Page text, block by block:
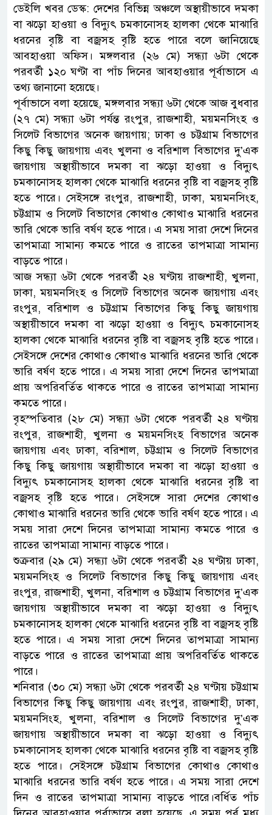
ডেইলি খবর ডেস্ক: দেশের বিভিন্ন অঞ্চলে অস্থায়ীভাবে দমকা
বা ঝড়ো হাওয়া ও বিদ্যুৎ চমকানোসহ হালকা থেকে মাঝারি
ধরনের বৃষ্টি বা বজ্রসহ বৃষ্টি হতে পারে বলে জানিয়েছে
আবহাওয়া অফিস। মঙ্গলবার (২৬ মে) সন্ধ্যা ৬টা থেকে
পরবর্তী ১২০ ঘণ্টা বা পাঁচ দিনের আবহাওয়ার পূর্বাভাসে এ
তথ্য জানানো হয়েছে।
পূর্বাভাসে বলা হয়েছে, মঙ্গলবার সন্ধ্যা ৬টা থেকে আজ বুধবার
(২৭ মে) সন্ধ্যা ৬টা পর্যন্ত রংপুর, রাজশাহী, ময়মনসিংহ ও
সিলেট বিভাগের অনেক জায়গায়; ঢাকা ও চট্টগ্রাম বিভাগের
কিছু কিছু জায়গায় এবং খুলনা ও বরিশাল বিভাগের দু’এক
জায়গায় অস্থায়ীভাবে দমকা বা ঝড়ো হাওয়া ও বিদ্যুৎ
চমকানোসহ হালকা থেকে মাঝারি ধরনের বৃষ্টি বা বজ্রসহ বৃষ্টি
হতে পারে। সেইসঙ্গে রংপুর, রাজশাহী, ঢাকা, ময়মনসিংহ,
চট্টগ্রাম ও সিলেট বিভাগের কোথাও কোথাও মাঝারি ধরনের
ভারি থেকে ভারি বর্ষণ হতে পারে। এ সময় সারা দেশে দিনের
তাপমাত্রা সামান্য কমতে পারে ও রাতের তাপমাত্রা সামান্য
বাড়তে পারে।
আজ সন্ধ্যা ৬টা থেকে পরবর্তী ২৪ ঘণ্টায় রাজশাহী, খুলনা,
ঢাকা, ময়মনসিংহ ও সিলেট বিভাগের অনেক জায়গায় এবং
রংপুর, বরিশাল ও চট্টগ্রাম বিভাগের কিছু কিছু জায়গায়
অস্থায়ীভাবে দমকা বা ঝড়ো হাওয়া ও বিদ্যুৎ চমকানোসহ
হালকা থেকে মাঝারি ধরনের বৃষ্টি বা বজ্রসহ বৃষ্টি হতে পারে।
সেইসঙ্গে দেশের কোথাও কোথাও মাঝারি ধরনের ভারি থেকে
ভারি বর্ষণ হতে পারে। এ সময় সারা দেশে দিনের তাপমাত্রা
প্রায় অপরিবর্তিত থাকতে পারে ও রাতের তাপমাত্রা সামান্য
কমতে পারে।
বৃহস্পতিবার (২৮ মে) সন্ধ্যা ৬টা থেকে পরবর্তী ২৪ ঘণ্টায়
রংপুর, রাজশাহী, খুলনা ও ময়মনসিংহ বিভাগের অনেক
জায়গায় এবং ঢাকা, বরিশাল, চট্টগ্রাম ও সিলেট বিভাগের
কিছু কিছু জায়গায় অস্থায়ীভাবে দমকা বা ঝড়ো হাওয়া ও
বিদ্যুৎ চমকানোসহ হালকা থেকে মাঝারি ধরনের বৃষ্টি বা
বজ্রসহ বৃষ্টি হতে পারে। সেইসঙ্গে সারা দেশের কোথাও
কোথাও মাঝারি ধরনের ভারি থেকে ভারি বর্ষণ হতে পারে। এ
সময় সারা দেশে দিনের তাপমাত্রা সামান্য কমতে পারে ও
রাতের তাপমাত্রা সামান্য বাড়তে পারে।
শুক্রবার (২৯ মে) সন্ধ্যা ৬টা থেকে পরবর্তী ২৪ ঘণ্টায় ঢাকা,
ময়মনসিংহ ও সিলেট বিভাগের কিছু কিছু জায়গায় এবং
রংপুর, রাজশাহী, খুলনা, বরিশাল ও চট্টগ্রাম বিভাগের দু’এক
জায়গায় অস্থায়ীভাবে দমকা বা ঝড়ো হাওয়া ও বিদ্যুৎ
চমকানোসহ হালকা থেকে মাঝারি ধরনের বৃষ্টি বা বজ্রসহ বৃষ্টি
হতে পারে। এ সময় সারা দেশে দিনের তাপমাত্রা সামান্য
বাড়তে পারে ও রাতের তাপমাত্রা প্রায় অপরিবর্তিত থাকতে
পারে।
শনিবার (৩০ মে) সন্ধ্যা ৬টা থেকে পরবর্তী ২৪ ঘণ্টায় চট্টগ্রাম
বিভাগের কিছু কিছু জায়গায় এবং রংপুর, রাজশাহী, ঢাকা,
ময়মনসিংহ, খুলনা, বরিশাল ও সিলেট বিভাগের দু’এক
জায়গায় অস্থায়ীভাবে দমকা বা ঝড়ো হাওয়া ও বিদ্যুৎ
চমকানোসহ হালকা থেকে মাঝারি ধরনের বৃষ্টি বা বজ্রসহ বৃষ্টি
হতে পারে। সেইসঙ্গে চট্টগ্রাম বিভাগের কোথাও কোথাও
মাঝারি ধরনের ভারি বর্ষণ হতে পারে। এ সময় সারা দেশে
দিন ও রাতের তাপমাত্রা সামান্য বাড়তে পারে।বর্ধিত পাঁচ